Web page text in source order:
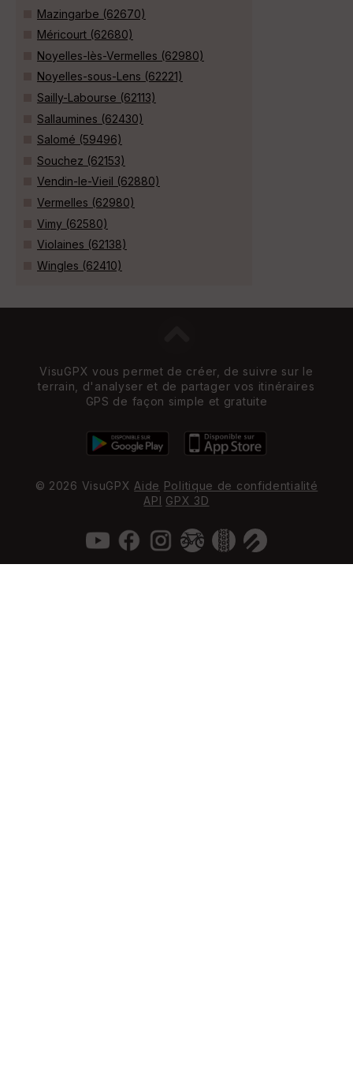
Mazingarbe (62670)
Méricourt (62680)
Noyelles-lès-Vermelles (62980)
Noyelles-sous-Lens (62221)
Sailly-Labourse (62113)
Sallaumines (62430)
Salomé (59496)
Souchez (62153)
Vendin-le-Vieil (62880)
Vermelles (62980)
Vimy (62580)
Violaines (62138)
Wingles (62410)
VisuGPX vous permet de créer, de suivre sur le
terrain, d'analyser et de partager vos itinéraires
GPS de façon simple et gratuite
© 2026 VisuGPX Aide Politique de confidentialité
API GPX 3D